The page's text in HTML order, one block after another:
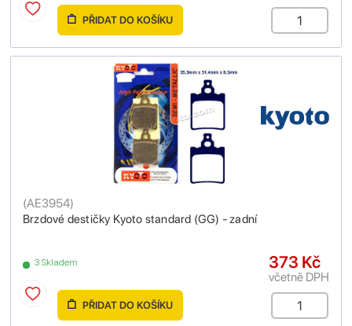
PŘIDAT DO KOŠÍKU
Brzdové destičky Kyoto standard (GG) - zadní
(AE3954)
3 Skladem 373 Kč
včetně DPH
PŘIDAT DO KOŠÍKU